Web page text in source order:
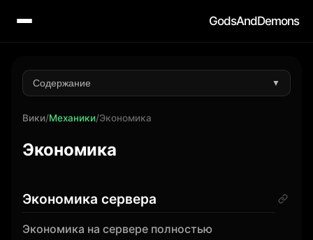
GodsAndDemons
Содержание ▼
Вики/Механики/Экономика
Экономика
Экономика сервера
Экономика на сервере полностью